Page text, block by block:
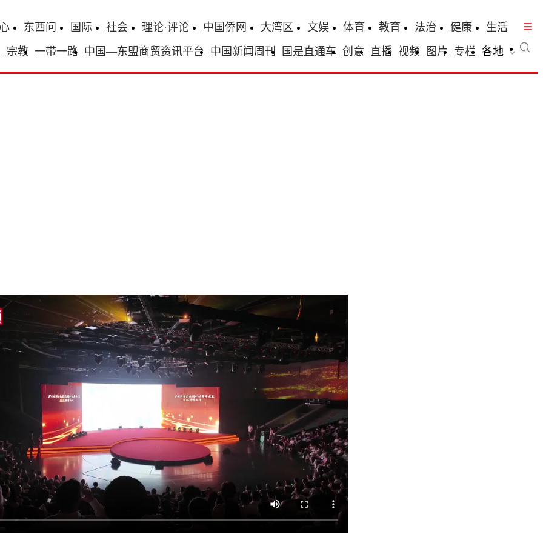
东西问 国际 社会 理论·评论 中国侨网 大湾区 文娱 体育 教育 法治 健康
生活
宗教 一带一路 中国—东盟商贸资讯平台 中国新闻周刊 国是直通车 创意 直播 视频 图片 专栏 各地